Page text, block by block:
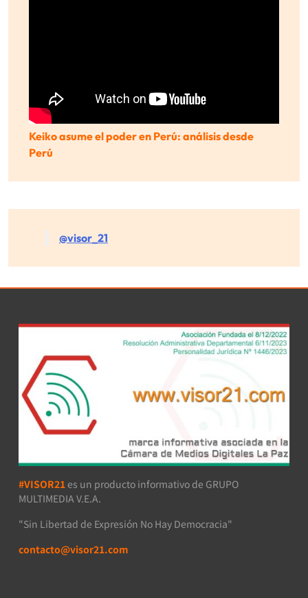
Keiko asume el poder en Perú: análisis desde
Perú
@visor_21
#VISOR21 es un producto informativo de GRUPO
MULTIMEDIA V.E.A.
"Sin Libertad de Expresión No Hay Democracia"
contacto@visor21.com